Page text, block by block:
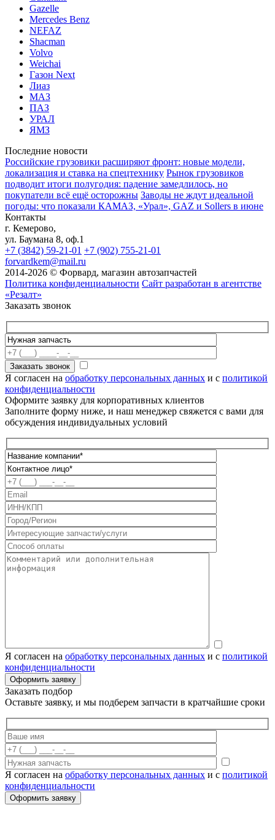
Gazelle
Mercedes Benz
NEFAZ
Shacman
Volvo
Weichai
Газон Next
Лиаз
МАЗ
ПАЗ
УРАЛ
ЯМЗ
Последние новости
Российские грузовики расширяют фронт: новые модели,
локализация и ставка на спецтехнику Рынок грузовиков
подводит итоги полугодия: падение замедлилось, но
покупатели всё ещё осторожны Заводы не ждут идеальной
погоды: что показали КАМАЗ, «Урал», GAZ и Sollers в июне
Контакты
г. Кемерово,
ул. Баумана 8, оф.1
+7 (3842) 59-21-01 +7 (902) 755-21-01
forvardkem@mail.ru
2014-2026 © Форвард, магазин автозапчастей
Политика конфиденциальности Сайт разработан в агентстве
«Резалт»
Заказать звонок
Я согласен на обработку персональных данных и с политикой
конфиденциальности
Оформите заявку для корпоративных клиентов
Заполните форму ниже, и наш менеджер свяжется с вами для
обсуждения индивидуальных условий
Я согласен на обработку персональных данных и с политикой
конфиденциальности
Заказать подбор
Оставьте заявку, и мы подберем запчасти в кратчайшие сроки
Я согласен на обработку персональных данных и с политикой
конфиденциальности